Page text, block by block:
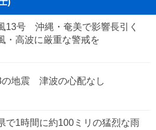
13号 沖縄・奄美で影響長引く
・高波に厳重な警戒を
の地震 津波の心配なし
で1時間に約100ミリの猛烈な雨